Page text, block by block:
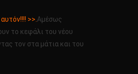
>>.Αμέσως
το κεφάλι του νέου
τον στα μάτια και του